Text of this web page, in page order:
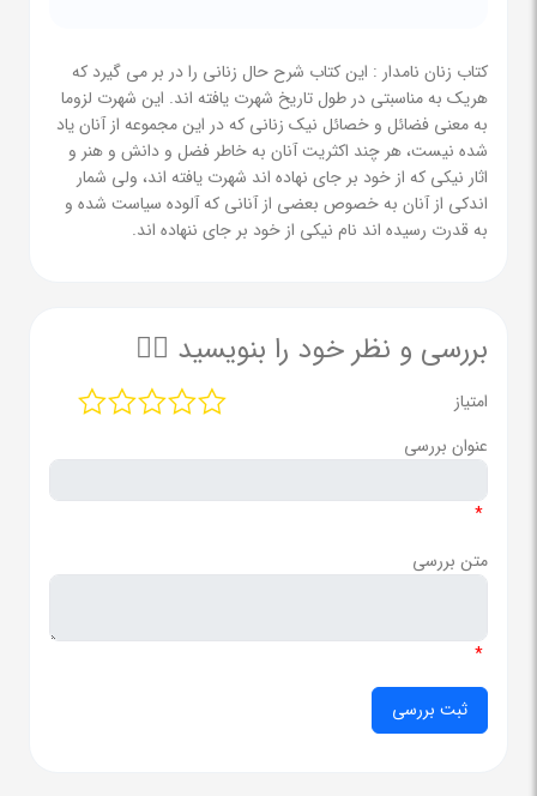
کتاب زنان نامدار : این کتاب شرح حال زنانی را در بر می گیرد که
هریک به مناسبتی در طول تاریخ شهرت یافته اند. این شهرت لزوما
به معنی فضائل و خصائل نیک زنانی که در این مجموعه از آنان یاد
شده نیست، هر چند اکثریت آنان به خاطر فضل و دانش و هنر و
اثار نیکی که از خود بر جای نهاده اند شهرت یافته اند، ولی شمار
اندکی از آنان به خصوص بعضی از آنانی که آلوده سیاست شده و
به قدرت رسیده اند نام نیکی از خود بر جای ننهاده اند.
بررسی و نظر خود را بنویسید ✍🏻
امتیاز
عنوان بررسی
*
متن بررسی
*